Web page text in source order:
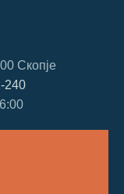
Скопје
240